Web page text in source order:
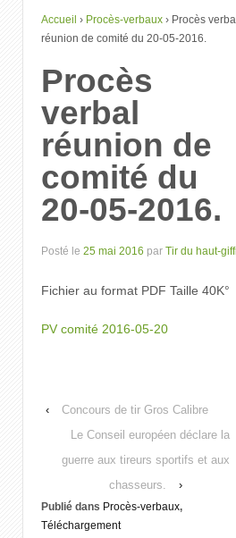
Accueil › Procès-verbaux › Procès verbal
réunion de comité du 20-05-2016.
Procès
verbal
réunion de
comité du
20-05-2016.
Posté le 25 mai 2016 par Tir du haut-
Fichier au format PDF Taille 40K°
PV comité 2016-05-20
‹
Concours de tir Gros Calibre
Le Conseil européen déclare la
guerre aux tireurs sportifs et aux
chasseurs.
›
Publié dans Procès-verbaux,
Téléchargement